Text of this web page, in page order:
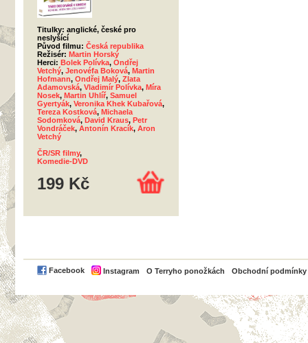
Titulky: anglické, české pro
neslyšící
Původ filmu: Česká republika
Režisér: Martin Horský
Herci: Bolek Polívka, Ondřej
Vetchý, Jenovéfa Boková, Martin
Hofmann, Ondřej Malý, Zlata
Adamovská, Vladimír Polívka, Míra
Nosek, Martin Uhlíř, Samuel
Gyertyák, Veronika Khek Kubařová,
Tereza Kostková, Michaela
Sodomková, David Kraus, Petr
Vondráček, Antonín Kracík, Aron
Vetchý
ČR/SR filmy,
Komedie-DVD
199 Kč
Facebook Instagram O Terryho ponožkách Obchodní podmínky
PayPal